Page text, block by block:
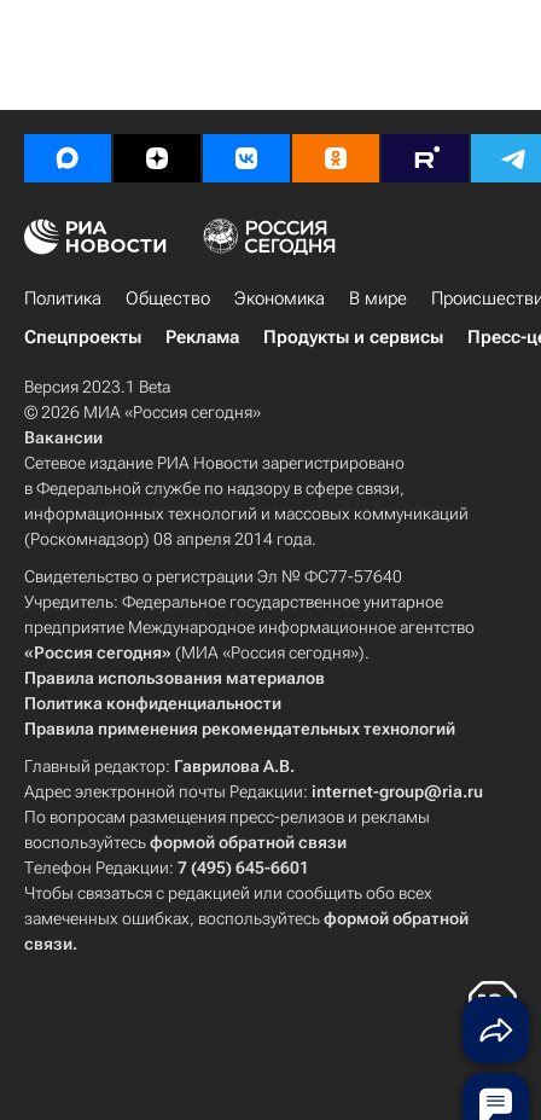
Политика Общество Экономика В мире
Спецпроекты
Реклама Продукты и сервисы Пресс-
Версия 2023.1 Beta
© 2026 МИА «Россия сегодня»
Вакансии
Сетевое издание РИА Новости зарегистрировано
в Федеральной службе по надзору в сфере связи,
информационных технологий и массовых коммуникаций
(Роскомнадзор) 08 апреля 2014 года.
Свидетельство о регистрации Эл № ФС77-57640
Учредитель: Федеральное государственное унитарное
предприятие Международное информационное агентство
«Россия сегодня» (МИА «Россия сегодня»).
Правила использования материалов
Политика конфиденциальности
Правила применения рекомендательных технологий
Главный редактор: Гаврилова А.В.
Адрес электронной почты Редакции: internet-group@ria.ru
По вопросам размещения пресс-релизов и рекламы
воспользуйтесьформой обратной связи
Телефон Редакции: 7 (495) 645-6601
Чтобы связаться с редакцией или сообщить обо всех
замеченных ошибках, воспользуйтесьформой обратной
связи.